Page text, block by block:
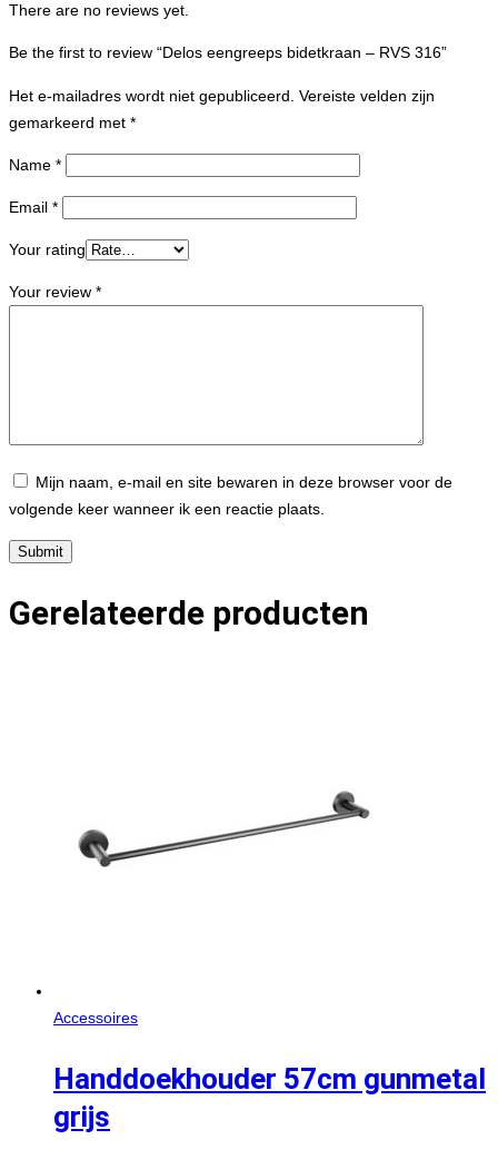
There are no reviews yet.
Be the first to review “Delos eengreeps bidetkraan – RVS 316”
Het e-mailadres wordt niet gepubliceerd. Vereiste velden zijn
gemarkeerd met *
Name *
Email *
Your rating
Your review *
Mijn naam, e-mail en site bewaren in deze browser voor de
volgende keer wanneer ik een reactie plaats.
Gerelateerde producten
Accessoires
Handdoekhouder 57cm gunmetal
grijs